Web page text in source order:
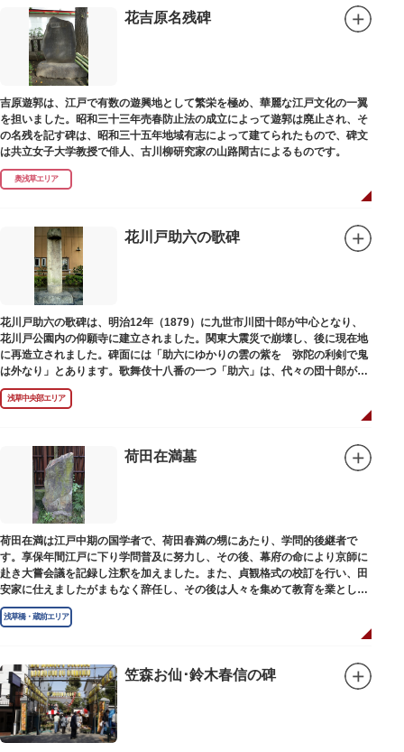
花吉原名残碑
吉原遊郭は、江戸で有数の遊興地として繁栄を極め、華麗な江戸文化の一翼
を担いました。昭和三十三年売春防止法の成立によって遊郭は廃止され、そ
の名残を記す碑は、昭和三十五年地域有志によって建てられたもので、碑文
は共立女子大学教授で俳人、古川柳研究家の山路閑古によるものです。
奥浅草エリア
花川戸助六の歌碑
花川戸助六の歌碑は、明治12年（1879）に九世市川団十郎が中心となり、
花川戸公園内の仰願寺に建立されました。関東大震災で崩壊し、後に現在地
に再造立されました。碑面には「助六にゆかりの雲の紫を 弥陀の利剣で鬼
は外なり」とあります。歌舞伎十八番の一つ「助六」は、代々の団十郎が伝
えていますが、助六の実像は不明です。
浅草中央部エリア
荷田在満墓
荷田在満は江戸中期の国学者で、荷田春満の甥にあたり、学問的後継者で
す。享保年間江戸に下り学問普及に努力し、その後、幕府の命により京師に
赴き大嘗会議を記録し注釈を加えました。また、貞観格式の校訂を行い、田
安家に仕えましたがまもなく辞任し、その後は人々を集めて教育を業としま
した。お墓は金竜寺（きんりゅうじ）境内にあります。
浅草橋・蔵前エリア
笠森お仙･鈴木春信の碑